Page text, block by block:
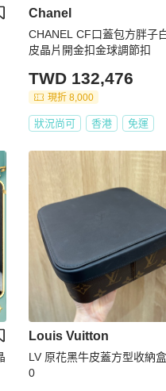
Chanel
CHANEL CF口蓋包方胖子
皮晶片開金扣金球調節扣
TWD 132,476
現折 8,000
狀況尚可 香港 免運
Louis Vuitton
LV 原花黑牛皮蓋方型收納
0